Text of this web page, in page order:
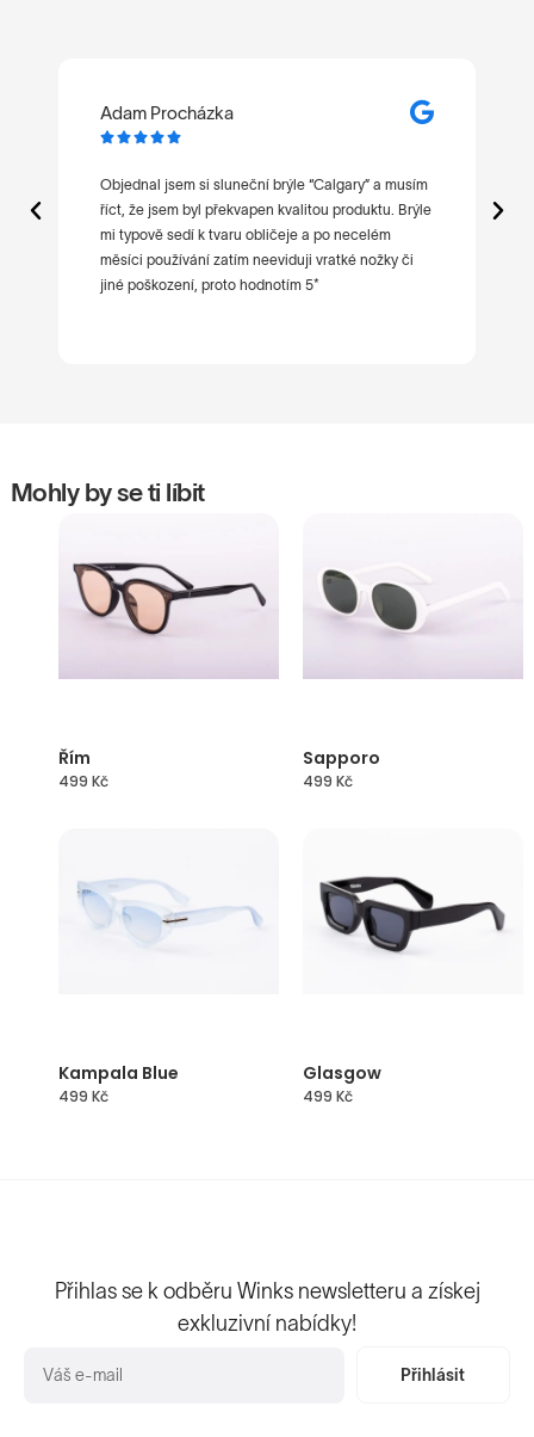
Adam Procházka

Objednal jsem si sluneční brýle “Calgary” a musím
říct, že jsem byl překvapen kvalitou produktu. Brýle
mi typově sedí k tvaru obličeje a po necelém
měsíci používání zatím neeviduji vratké nožky či
jiné poškození, proto hodnotím 5*
Mohly by se ti líbit
Řím
499 Kč
Sapporo
499 Kč
Kampala Blue
499 Kč
Glasgow
499 Kč
Přihlas se k odběru Winks newsletteru a získej
exkluzivní nabídky!
Přihlásit